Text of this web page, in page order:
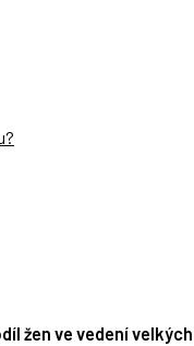
žen ve vedení